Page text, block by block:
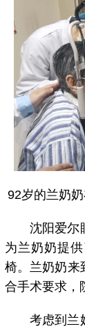
92岁的兰奶
沈阳爱尔眼
为兰奶奶提
椅。兰奶奶来
合手术要求，
考虑到兰奶